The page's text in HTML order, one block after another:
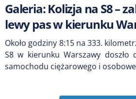
Galeria: Kolizja na S8 –
lewy pas w kierunku
Około godziny 8:15 na 333.
S8 w kierunku Warszawy doszło
samochodu ciężarowego i